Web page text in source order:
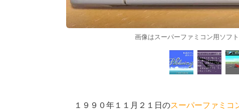
画像はスーパーファミコン用ソフ
１９９０年１１月２１日のスーパーファミコ